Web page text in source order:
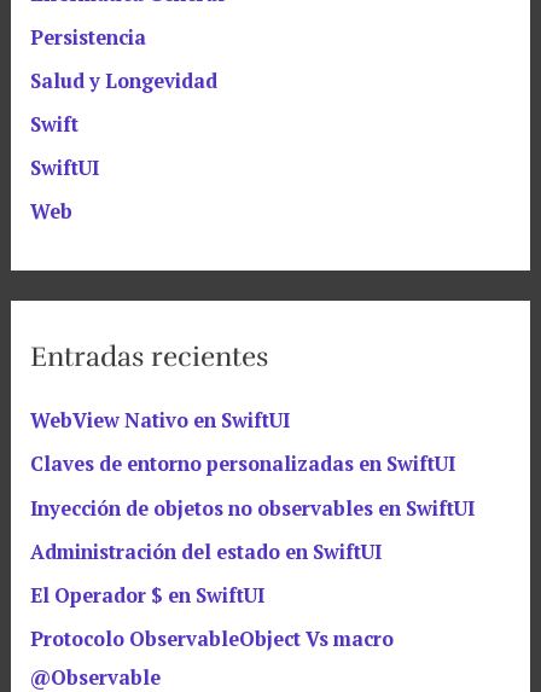
Persistencia
Salud y Longevidad
Swift
SwiftUI
Web
Entradas recientes
WebView Nativo en SwiftUI
Claves de entorno personalizadas en SwiftUI
Inyección de objetos no observables en SwiftUI
Administración del estado en SwiftUI
El Operador $ en SwiftUI
Protocolo ObservableObject Vs macro
@Observable